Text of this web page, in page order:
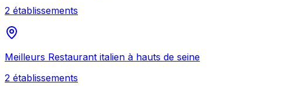
2 établissements
Meilleurs Restaurant italien à hauts de seine
2 établissements